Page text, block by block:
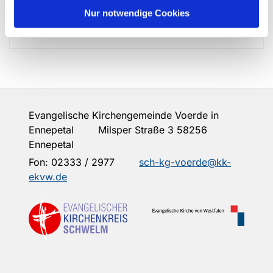
Nur notwendige Cookies
Evangelische Kirchengemeinde Voerde in
Ennepetal Milsper Straße 3 58256
Ennepetal
Fon: 02333 / 2977
sch-kg-voerde@kk-
ekvw.de